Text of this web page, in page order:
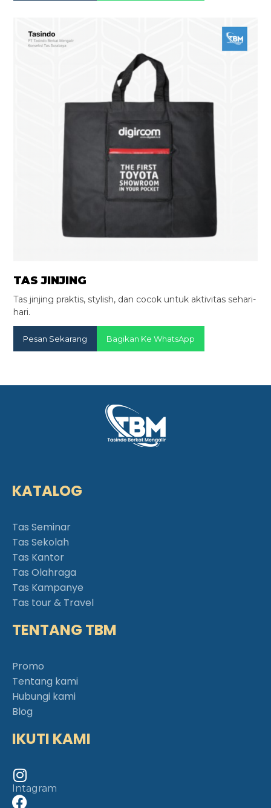
TAS JINJING
Tas jinjing praktis, stylish, dan cocok untuk aktivitas sehari-
hari.
Pesan Sekarang Bagikan Ke WhatsApp
KATALOG
Tas Seminar
Tas Sekolah
Tas Kantor
Tas Olahraga
Tas Kampanye
Tas tour & Travel
TENTANG TBM
Promo
Tentang kami
Hubungi kami
Blog
IKUTI KAMI
Intagram